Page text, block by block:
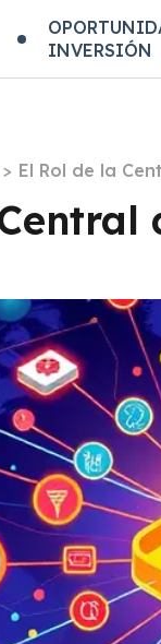
INVERSIÓN
> El Rol de la